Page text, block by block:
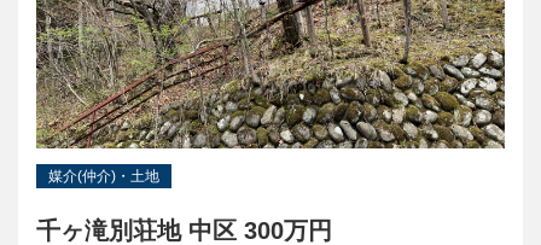
媒介(仲介)・土地
千ヶ滝別荘地 中区 300万円